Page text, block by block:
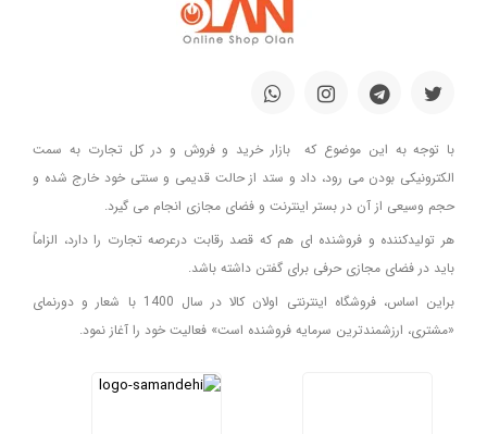
با توجه به این موضوع که بازار خرید و فروش و در کل تجارت به سمت
الکترونیکی بودن می رود، داد و ستد از حالت قدیمی و سنتی خود خارج شده و
حجم وسیعی از آن در بستر اینترنت و فضای مجازی انجام می گیرد.
هر تولیدکننده و فروشنده ای هم که قصد رقابت درعرصه تجارت را دارد، الزاماً
باید در فضای مجازی حرفی برای گفتن داشته باشد.
براین اساس، فروشگاه اینترنتی اولان کالا در سال 1400 با شعار و دورنمای
«مشتری، ارزشمندترین سرمایه فروشنده است» فعالیت خود را آغاز نمود.